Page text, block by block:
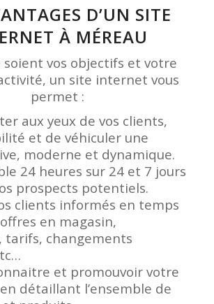
D’UN SITE
À MÉREAU
soient vos objectifs et votre
un site internet vous
permet :
aux yeux de vos clients,
et de véhiculer une
moderne et dynamique.
24 heures sur 24 et 7 jours
prospects potentiels.
clients informés en temps
en magasin,
tarifs, changements
et promouvoir votre
détaillant l’ensemble de